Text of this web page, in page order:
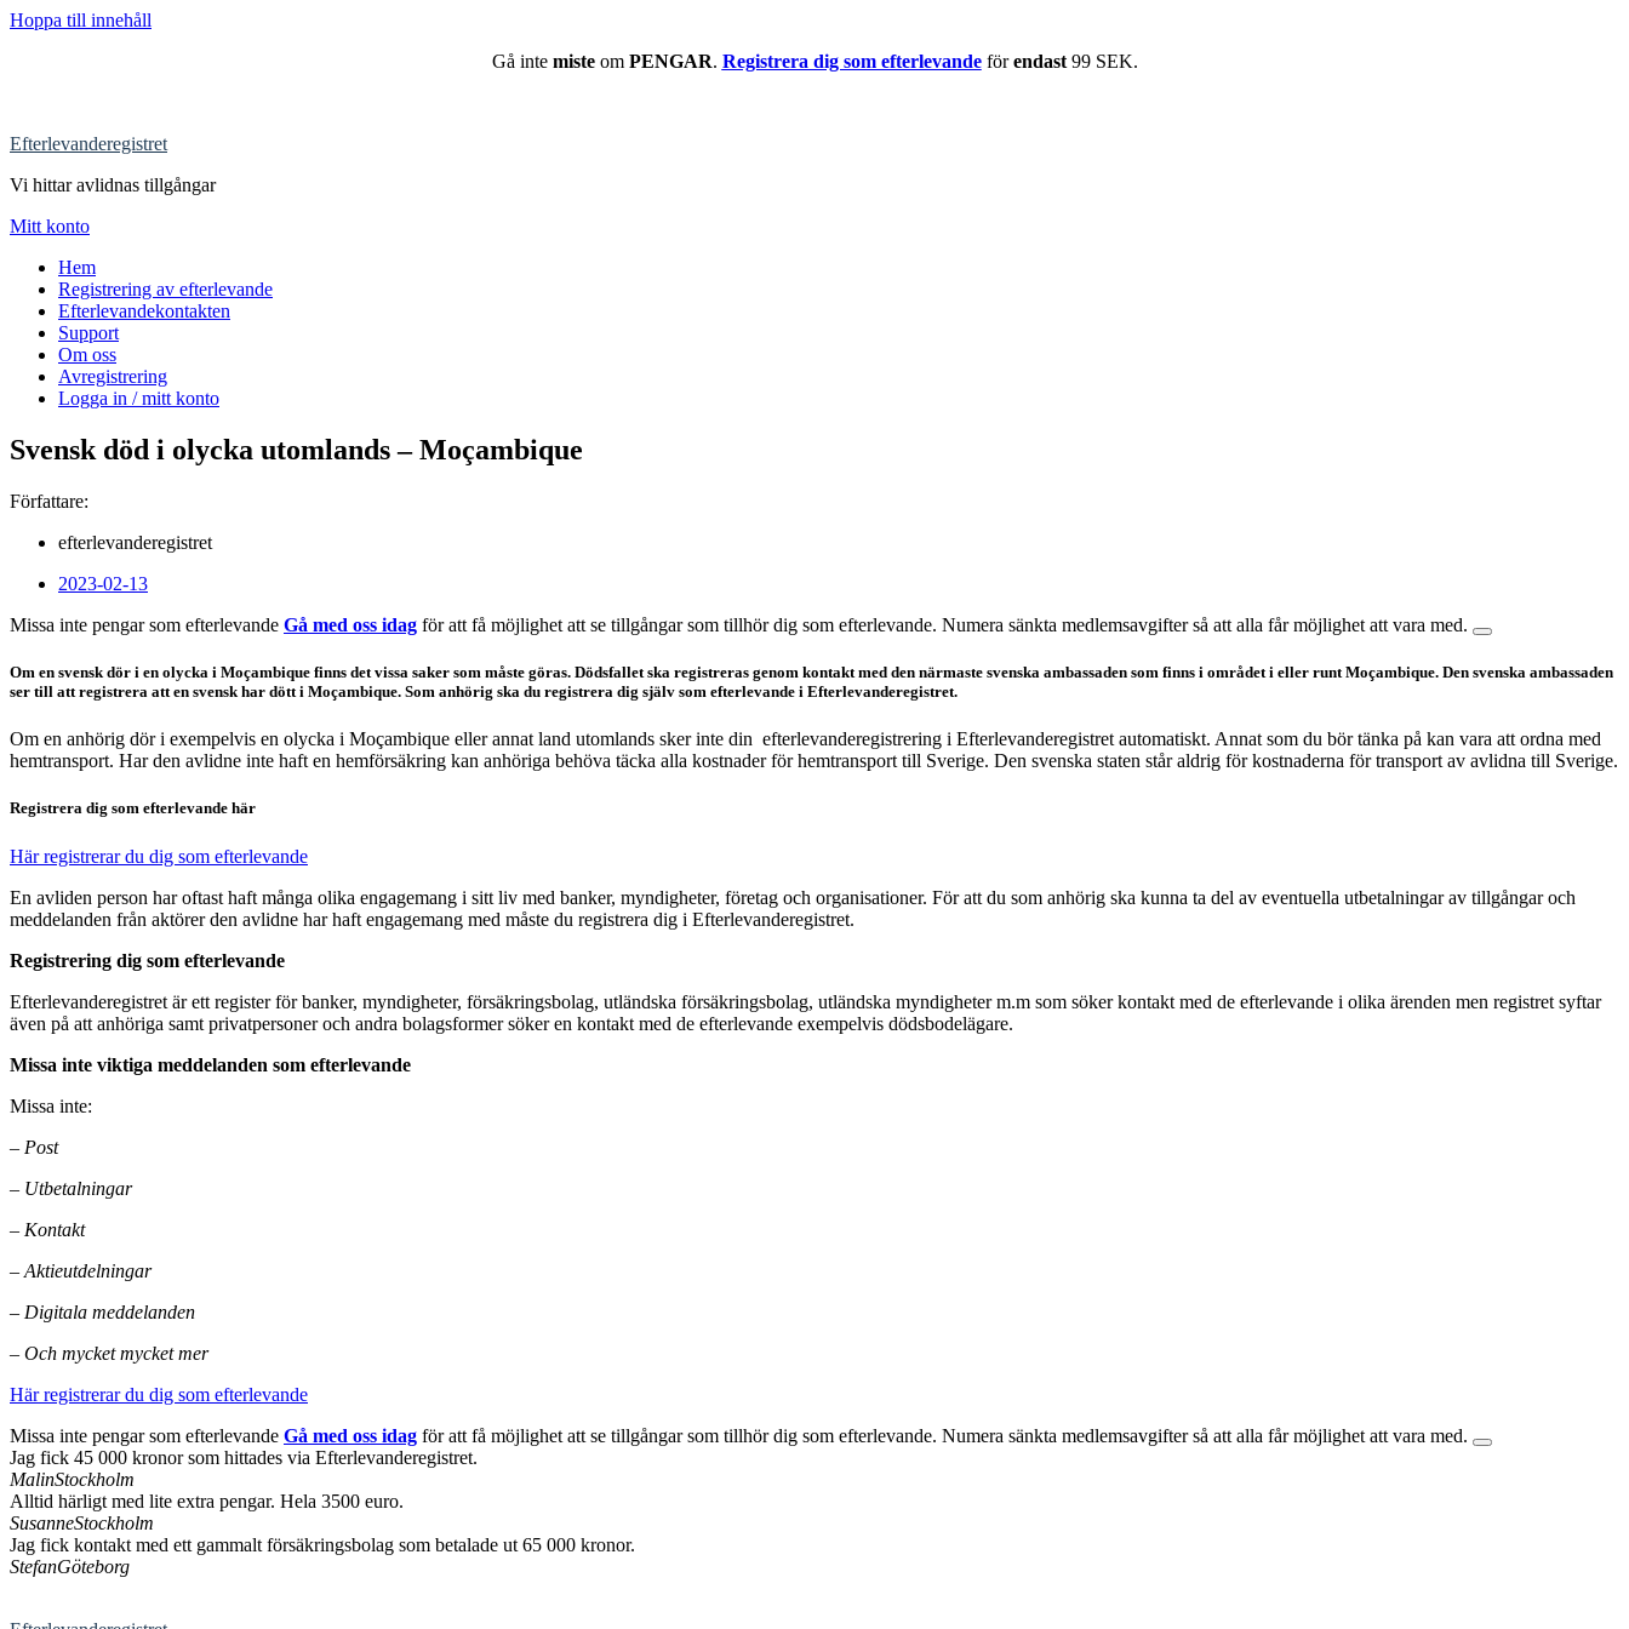
Hoppa till innehåll
Gå inte misteom PENGAR. Registrera dig som efterlevandeförendast99 SEK.
Efterlevanderegistret
Vi hittar avlidnas tillgångar
Mitt konto
Hem
Registrering av efterlevande
Efterlevandekontakten
Support
Om oss
Avregistrering
Logga in / mitt konto
Svensk död i olycka utomlands – Moçambique
Författare:
efterlevanderegistret
2023-02-13
Missa inte pengar som efterlevande Gå med oss idag för att få möjlighet att se tillgångar som tillhör dig som efterlevande. Numera sänkta medlemsavgifter så att alla får möjlighet att vara med.
Om en svensk dör i en olycka i Moçambique finns det vissa saker som måste göras. Dödsfallet ska registreras genom kontakt med den närmaste svenska ambassaden som finns i området i eller runt Moçambique. Den svenska ambassaden
ser till att registrera att en svensk har dött i Moçambique. Som anhörig ska du registrera dig själv som efterlevande i Efterlevanderegistret.
Om en anhörig dör i exempelvis en olycka i Moçambique eller annat land utomlands sker inte din efterlevanderegistrering i Efterlevanderegistret automatiskt. Annat som du bör tänka på kan vara att ordna med
hemtransport. Har den avlidne inte haft en hemförsäkring kan anhöriga behöva täcka alla kostnader för hemtransport till Sverige. Den svenska staten står aldrig för kostnaderna för transport av avlidna till Sverige.
Registrera dig som efterlevande här
Här registrerar du dig som efterlevande
En avliden person har oftast haft många olika engagemang i sitt liv med banker, myndigheter, företag och organisationer. För att du som anhörig ska kunna ta del av eventuella utbetalningar av tillgångar och
meddelanden från aktörer den avlidne har haft engagemang med måste du registrera dig i Efterlevanderegistret.
Registrering dig som efterlevande
Efterlevanderegistret är ett register för banker, myndigheter, försäkringsbolag, utländska försäkringsbolag, utländska myndigheter m.m som söker kontakt med de efterlevande i olika ärenden men registret syftar
även på att anhöriga samt privatpersoner och andra bolagsformer söker en kontakt med de efterlevande exempelvis dödsbodelägare.
Missa inte viktiga meddelanden som efterlevande
Missa inte:
– Post
– Utbetalningar
– Kontakt
– Aktieutdelningar
– Digitala meddelanden
– Och mycket mycket mer
Här registrerar du dig som efterlevande
Missa inte pengar som efterlevande Gå med oss idag för att få möjlighet att se tillgångar som tillhör dig som efterlevande. Numera sänkta medlemsavgifter så att alla får möjlighet att vara med.
Jag fick 45 000 kronor som hittades via Efterlevanderegistret.
MalinStockholm
Alltid härligt med lite extra pengar. Hela 3500 euro.
SusanneStockholm
Jag fick kontakt med ett gammalt försäkringsbolag som betalade ut 65 000 kronor.
StefanGöteborg